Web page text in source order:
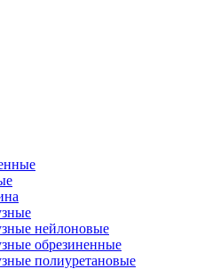
нейлоновые
обрезиненные
полиуретановые